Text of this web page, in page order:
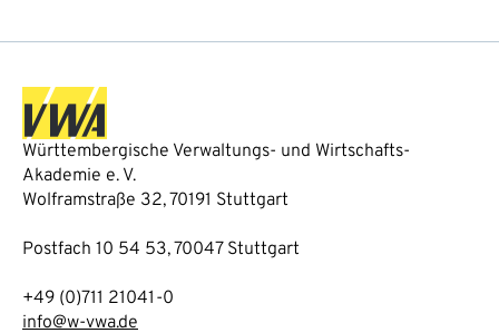
Württembergische Verwaltungs- und Wirtschafts-
Akademie e. V.
Wolframstraße 32, 70191 Stuttgart
Postfach 10 54 53, 70047 Stuttgart
+49 (0)711 21041-0
info@w-vwa.de